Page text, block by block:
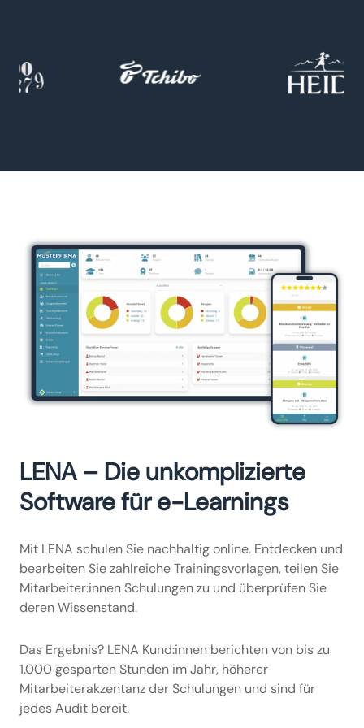
LENA – Die unkomplizierte
Software für e-Learnings
Mit LENA schulen Sie nachhaltig online. Entdecken und
bearbeiten Sie zahlreiche Trainingsvorlagen, teilen Sie
Mitarbeiter:innen Schulungen zu und überprüfen Sie
deren Wissenstand.
Das Ergebnis? LENA Kund:innen berichten von bis zu
1.000 gesparten Stunden im Jahr, höherer
Mitarbeiterakzentanz der Schulungen und sind für
jedes Audit bereit.